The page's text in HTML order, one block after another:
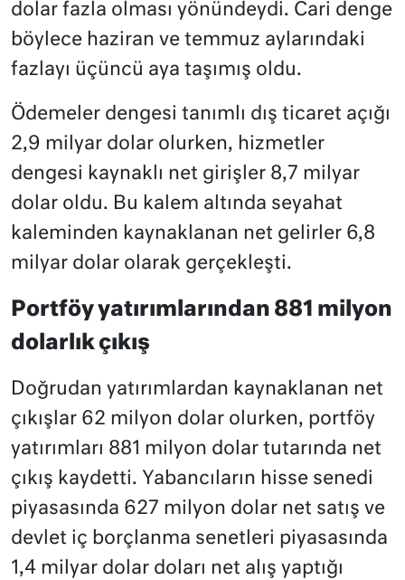
dolar fazla olması yönündeydi. Cari denge
böylece haziran ve temmuz aylarındaki
fazlayı üçüncü aya taşımış oldu.
Ödemeler dengesi tanımlı dış ticaret açığı
2,9 milyar dolar olurken, hizmetler
dengesi kaynaklı net girişler 8,7 milyar
dolar oldu. Bu kalem altında seyahat
kaleminden kaynaklanan net gelirler 6,8
milyar dolar olarak gerçekleşti.
Portföy yatırımlarından 881 milyon
dolarlık çıkış
Doğrudan yatırımlardan kaynaklanan net
çıkışlar 62 milyon dolar olurken, portföy
yatırımları 881 milyon dolar tutarında net
çıkış kaydetti. Yabancıların hisse senedi
piyasasında 627 milyon dolar net satış ve
devlet iç borçlanma senetleri piyasasında
1,4 milyar dolar doları net alış yaptığı